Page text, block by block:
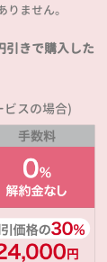
ません。
引きで購入した
ビスの場合)